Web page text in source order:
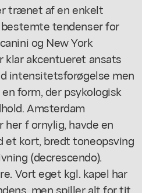
trænet af en enkelt
tendenser for
og New York
klar akcentueret ansats
intensitetsforøgelse men
form, der psykologisk
Amsterdam
her f ornylig, havde en
et kort, bredt toneopsving
(decrescendo).
Vort eget kgl. kapel har
men spiller alt for tit